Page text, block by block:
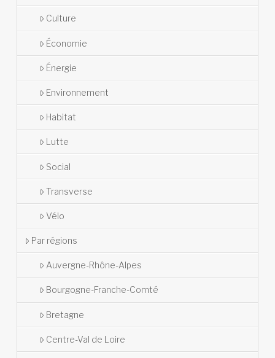
Culture
Économie
Énergie
Environnement
Habitat
Lutte
Social
Transverse
Vélo
Par régions
Auvergne-Rhône-Alpes
Bourgogne-Franche-Comté
Bretagne
Centre-Val de Loire